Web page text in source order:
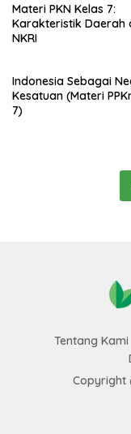
Materi PKN Kelas 7:
Karakteristik Daerah
NKRI
Indonesia Sebagai
Kesatuan (Materi
7)
Tentang Kami
Copyright